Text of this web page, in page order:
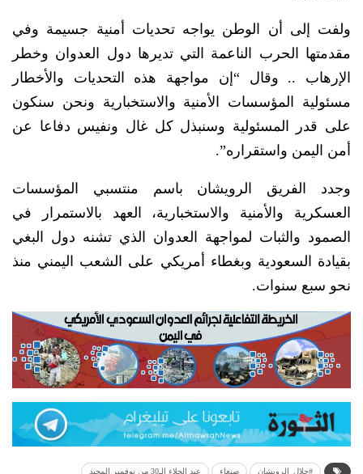
ولفت إلى أن الوطن يواجه تحديات أمنية جسيمة وفي
مقدمتها الحرب الناعمة التي تديرها دول العدوان وخطر
الإرهاب .. وقال “إن مواجهة هذه التحديات والأخطار
مسئولية المؤسسات الأمنية والاستخبارية ونحن سنكون
على قدر المسئولية وسنبذل كل غال ونفيس دفاعا عن
أمن اليمن واستقراره”.
وجدد الفريق الرويشان باسم منتسبي المؤسسات
العسكرية والأمنية والاستخبارية، العهد بالاستمرار في
الصمود والثبات لمواجهة العدوان الذي تشنه دول البغي
بقيادة السعودية وبغطاء أمريكي على الشعب اليمني منذ
نحو سبع سنوات.
#جلال_الرويشان صنعاء عيد الجلاء الـ30 من نوفمبر المجيد